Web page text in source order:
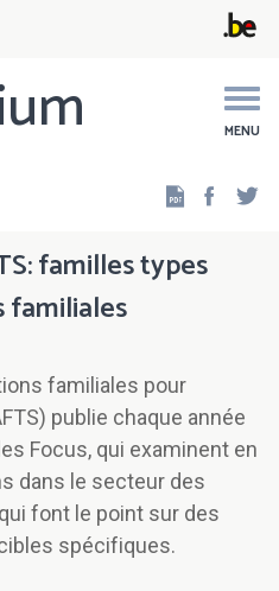
MENU
familles types
familiales
familiales pour
publie chaque année
Focus, qui examinent en
dans le secteur des
font le point sur des
spécifiques.